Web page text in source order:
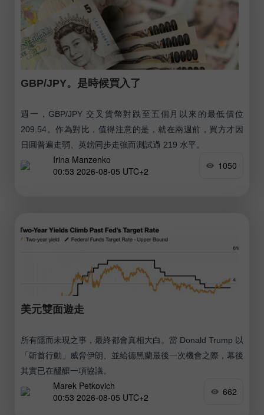
GBP/JPY。是時候買入了
週一，GBP/JPY 交叉貨幣對跌至五個月以來的最低價位
209.54。作為對比，值得注意的是，就在兩週前，買方才因
日圓普遍走弱、英鎊同步走強而測試過 219 水平。
Irina Manzenko
00:53 2026-08-05 UTC+2
1050
美元雙面遊走
所有隱而未現之事，最終都會真相大白。當 Donald Trump 以
「斬首行動」威脅伊朗、並給德黑蘭最後一次機會之際，幕後
其實已在醞釀一項協議。
Marek Petkovich
00:53 2026-08-05 UTC+2
662